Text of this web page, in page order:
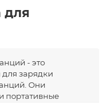
для
- это
для зарядки
Они
портативные